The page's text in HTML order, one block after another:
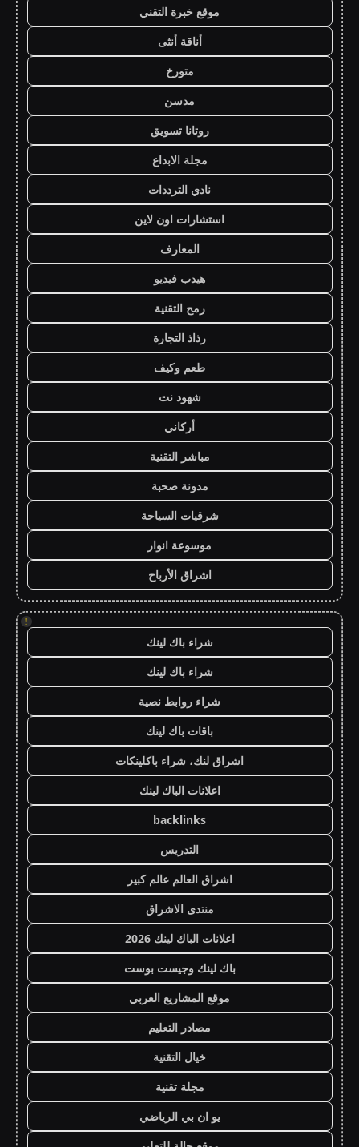
موقع خبرة التقني
أناقة أنثى
متورخ
مدسن
روتانا تسويق
مجلة الابداع
نادي الترددات
استشارات اون لاين
المعارف
هيدب فيديو
رمح التقنية
رذاذ التجارة
طعم وكيف
شهود نت
أركاني
مباشر التقنية
مدونة صحبة
شرقيات السياحة
موسوعة انوار
اشراق الأرباح
!
شراء باك لينك
شراء باك لينك
شراء روابط نصية
باقات باك لينك
اشراق لنك، شراء باكلينكات
اعلانات الباك لينك
backlinks
التدريس
اشراق العالم عالم كبير
منتدى الاشراق
اعلانات الباك لينك 2026
باك لينك وجيست بوست
موقع المشاريع العربي
مصادر التعليم
خيال التقنية
مجلة تقنية
يو ان بي الرياضي